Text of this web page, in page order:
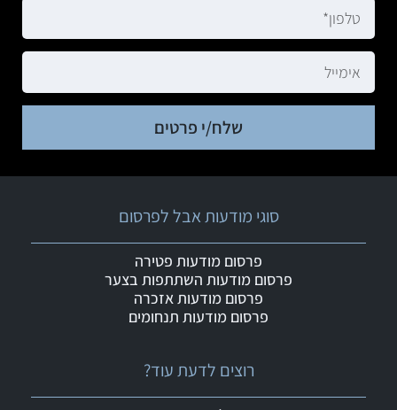
שלח/י פרטים
רוצים לדעת עוד?
סוגי מודעות אבל לפרסום
פרסום מודעות פטירה
פרסום מודעות השתתפות בצער
פרסום מודעות אזכרה
פרסום מודעות תנחומים